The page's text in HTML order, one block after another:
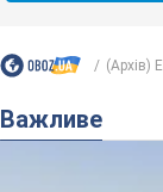
(Архів)
Важливе